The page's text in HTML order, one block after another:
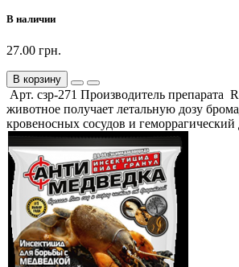
В наличии
27.00 грн.
В корзину
Арт. сзр-271 Производитель
животное получает летальную дозу
кровеносных сосудов и